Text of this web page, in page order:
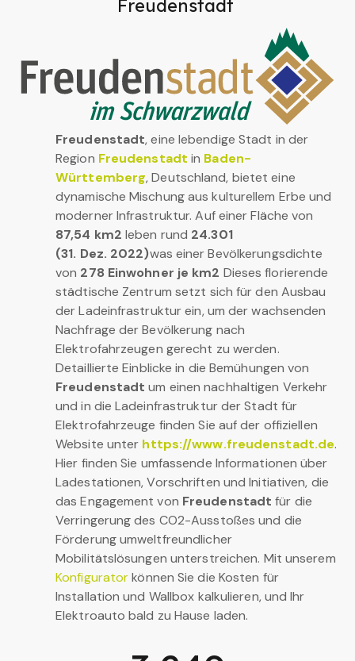
Freudenstadt
Freudenstadt, eine lebendige Stadt in der
Region Freudenstadt in Baden-
Württemberg, Deutschland, bietet eine
dynamische Mischung aus kulturellem Erbe und
moderner Infrastruktur. Auf einer Fläche von
87,54 km2 leben rund 24.301
(31. Dez. 2022)was einer Bevölkerungsdichte
von 278 Einwohner je km2 Dieses florierende
städtische Zentrum setzt sich für den Ausbau
der Ladeinfrastruktur ein, um der wachsenden
Nachfrage der Bevölkerung nach
Elektrofahrzeugen gerecht zu werden.
Detaillierte Einblicke in die Bemühungen von
Freudenstadt um einen nachhaltigen Verkehr
und in die Ladeinfrastruktur der Stadt für
Elektrofahrzeuge finden Sie auf der offiziellen
Website unter https://www.freudenstadt.de.
Hier finden Sie umfassende Informationen über
Ladestationen, Vorschriften und Initiativen, die
das Engagement von Freudenstadt für die
Verringerung des CO2-Ausstoßes und die
Förderung umweltfreundlicher
Mobilitätslösungen unterstreichen. Mit unserem
Konfiguratorkönnen Sie die Kosten für
Installation und Wallbox kalkulieren, und Ihr
Elektroauto bald zu Hause laden.